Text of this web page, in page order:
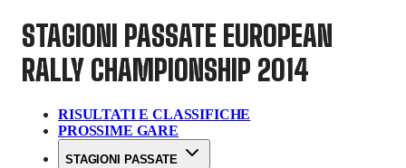
STAGIONI PASSATE EUROPEAN
RALLY CHAMPIONSHIP 2014
RISULTATI E CLASSIFICHE
PROSSIME GARE
STAGIONI PASSATE